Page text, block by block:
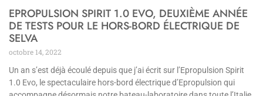
EPROPULSION SPIRIT 1.0 EVO, DEUXIÈME ANNÉE
DE TESTS POUR LE HORS-BORD ÉLECTRIQUE DE
SELVA
octobre 14, 2022
Un an s’est déjà écoulé depuis que j’ai écrit sur l’Epropulsion Spirit
1.0 Evo, le spectaculaire hors-bord électrique d’Epropulsion qui